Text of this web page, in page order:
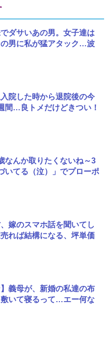
でダサいあの男。女子達は
男に私が猛アタック…波
院した時から退院後の今
間…良トメだけどきつい！
なんか取りたくないね～3
いてる（泣）」でプローポ
嫁のスマホ話を聞いてし
れば結構になる、坪単価
】義母が、新婚の私達の布
敷いて寝るって…エー何な